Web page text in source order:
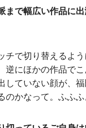
で幅広い作品に
チで切り替えるよ
逆にほかの作品で
していない顔が、
かなって。ふふふ